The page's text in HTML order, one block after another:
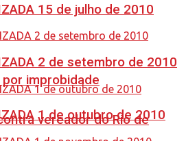
improbidade
vereador do Rio de
15 de julho de 2010
2 de setembro de 2010
1 de outubro de 2010